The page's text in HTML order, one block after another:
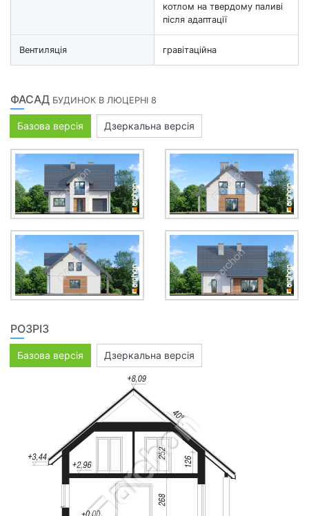
котлом на твердому паливі
після адаптації
Вентиляція гравітаційна
ФАСАД БУДИНОК В ЛЮЦЕРНІ 8
Базова версія Дзеркальна версія
РОЗРІЗ
Базова версія Дзеркальна версія